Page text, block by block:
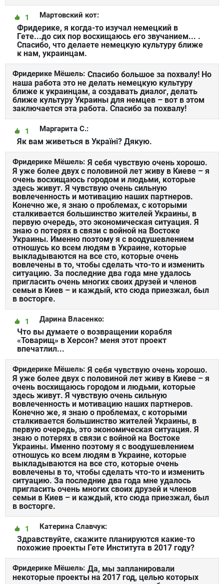
Мартовский кот:
1
Фридерике, я когда-то изучал немецкий в
Гете...до сих пор восхищаюсь его звучанием... .
Спасибо, что делаете немецкую культуру ближе
к нам, украинцам.
Фридерике Мёшель: Спасибо большое за похвалу! Но
наша работа это не делать немецкую культуру
ближе к украинцам, а создавать диалог, делать
ближе культуру Украины для немцев – вот в этом
заключается эта работа. Спасибо за похвалу!
Маргарита С.:
1
Як вам живеться в Україні? Дякую.
Фридерике Мёшель: Я себя чувствую очень хорошо.
Я уже более двух с половиной лет живу в Киеве – я
очень восхищаюсь городом и людьми, которые
здесь живут. Я чувствую очень сильную
вовлеченность и мотивацию наших партнеров.
Конечно же, я знаю о проблемах, с которыми
сталкивается большинство жителей Украины, в
первую очередь, это экономическая ситуация. Я
знаю о потерях в связи с войной на Востоке
Украины. Именно поэтому я с воодушевлением
отношусь ко всем людям в Украине, которые
выкладываются на все сто, которые очень
вовлечены в то, чтобы сделать что-то и изменить
ситуацию. За последние два года мне удалось
пригласить очень многих своих друзей и членов
семьи в Киев – и каждый, кто сюда приезжал, был
в восторге.
Дарина Власенко:
1
Что вы думаете о возвращении корабля
«Товарищ» в Херсон? меня этот проект
впечатлил...
Фридерике Мёшель: Я себя чувствую очень хорошо.
Я уже более двух с половиной лет живу в Киеве – я
очень восхищаюсь городом и людьми, которые
здесь живут. Я чувствую очень сильную
вовлеченность и мотивацию наших партнеров.
Конечно же, я знаю о проблемах, с которыми
сталкивается большинство жителей Украины, в
первую очередь, это экономическая ситуация. Я
знаю о потерях в связи с войной на Востоке
Украины. Именно поэтому я с воодушевлением
отношусь ко всем людям в Украине, которые
выкладываются на все сто, которые очень
вовлечены в то, чтобы сделать что-то и изменить
ситуацию. За последние два года мне удалось
пригласить очень многих своих друзей и членов
семьи в Киев – и каждый, кто сюда приезжал, был
в восторге.
Катерина Славчук:
1
Здравствуйте, скажите планируются какие-то
похожие проекты Гете Института в 2017 году?
Фридерике Мёшель: Да, мы запланировали
некоторые проекты на 2017 год, целью которых